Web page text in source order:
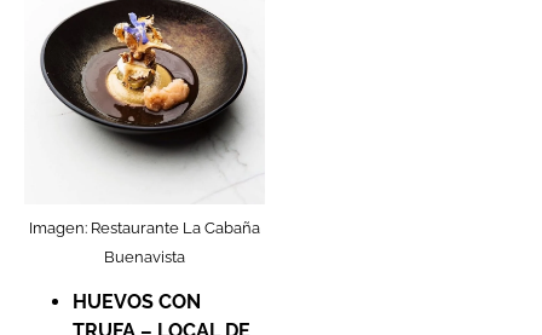
Imagen: Restaurante La Cabaña
Buenavista
HUEVOS CON